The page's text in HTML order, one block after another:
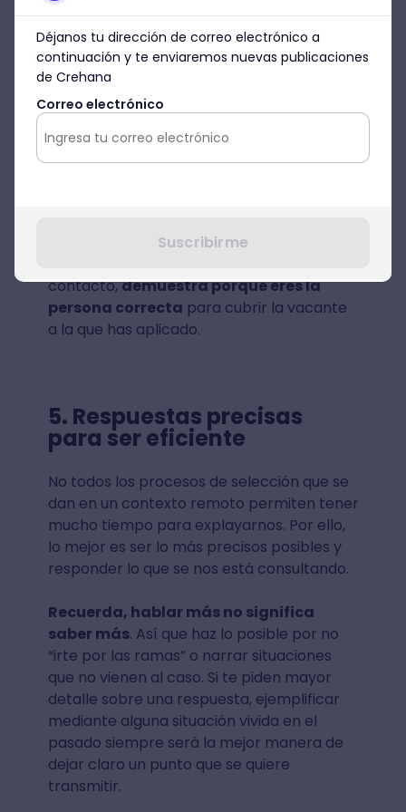
conversar o demostrar tus habilidades en
una etapa del proceso de selección,
mente nos puede jugar una mala pasada y
creemos que “ya llegará el momento” de
constante, nos exigen dar el todo por el
contacto,demuestra porque eres la
persona correcta para cubrir la vacante
a la que has aplicado.
5. Respuestas precisas
para ser eficiente
No todos los procesos de selección que se
dan en un contexto remoto permiten tener
mucho tiempo para explayarnos. Por ello,
lo mejor es ser lo más precisos posibles y
responder lo que se nos está consultando.
Recuerda, hablar más no significa
saber más. Así que haz lo posible por no
“irte por las ramas” o narrar situaciones
que no vienen al caso. Si te piden mayor
detalle sobre una respuesta, ejemplificar
mediante alguna situación vivida en el
pasado siempre será la mejor manera de
dejar claro un punto que se quiere
transmitir.